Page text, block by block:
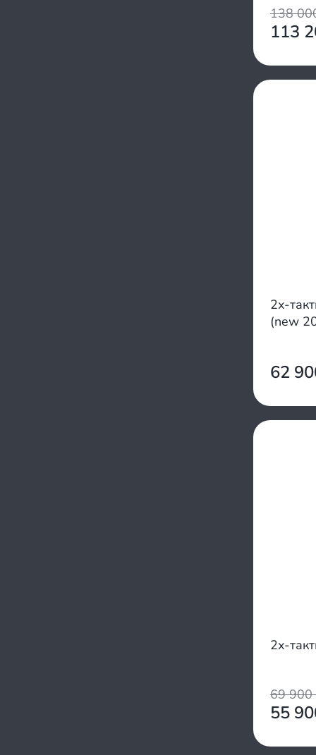
138
113
2х-
(new
62
2х-
69 900
55